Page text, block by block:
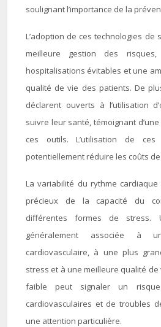
soulignant l’importance de la
L’adoption de ces technologies
meilleure gestion des
hospitalisations évitables et une
qualité de vie des patients. De
déclarent ouverts à l’utilisation
suivre leur santé, témoignant
ces outils. L’utilisation de ces
potentiellement réduire les coûts de
La variabilité du rythme cardiaque
précieux de la capacité du
différentes formes de stress.
généralement associée à
cardiovasculaire, à une plus
stress et à une meilleure qualité de
faible peut signaler un
cardiovasculaires et de troubles
une attention particulière.